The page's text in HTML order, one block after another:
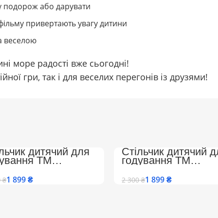
подорож або дарувати
привертають увагу дитини
веселою
море радості вже сьогодні!
гри, так і для веселих перегонів із друзями!
дитячий для
ТМ
з підніжкою
(CK-1692Beige)
₴1 899₴
Стільчик дитячий
годування ТМ
Colombokid з
та регульованою
спинкою (CK-1692)
2 300₴1 899₴